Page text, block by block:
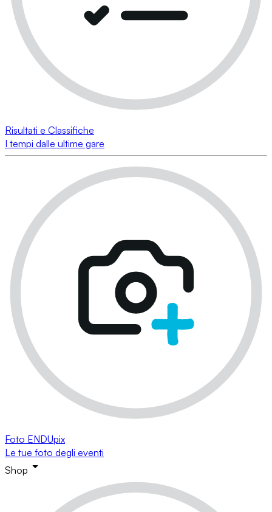
Risultati e Classifiche
I tempi dalle ultime gare
Foto ENDUpix
Le tue foto degli eventi
Shop